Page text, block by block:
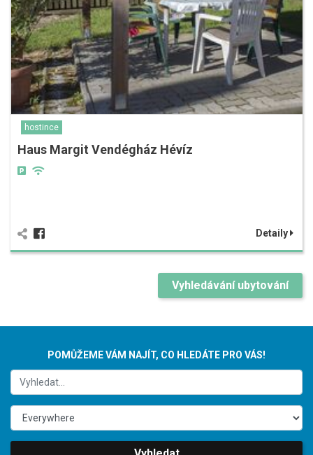
hostince
Haus Margit Vendégház Hévíz
Detaily
Vyhledávání ubytování
POMŮŽEME VÁM NAJÍT, CO HLEDÁTE PRO VÁS!